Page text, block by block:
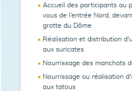
Accueil des participants au
vous de l’entrée Nord,
grotte du Dôme
Réalisation et distribution
aux suricates
Nourrissage des manchots
Nourrissage ou réalisation
aux tatous